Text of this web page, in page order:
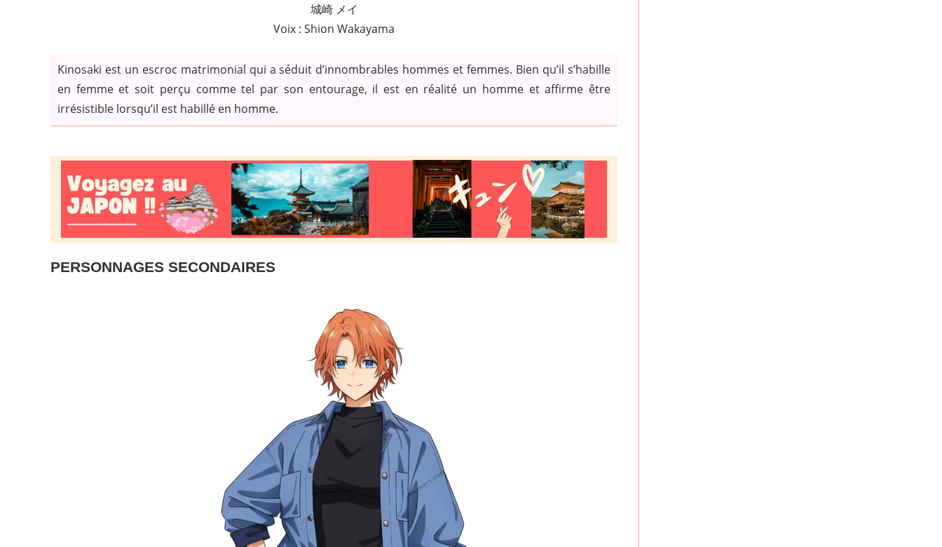
城崎 メイ
Voix : Shion Wakayama
Kinosaki est un escroc matrimonial qui a séduit d’innombrables hommes et femmes. Bien qu’il s’habille
en femme et soit perçu comme tel par son entourage, il est en réalité un homme et affirme être
irrésistible lorsqu’il est habillé en homme.
PERSONNAGES SECONDAIRES